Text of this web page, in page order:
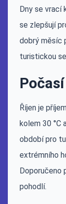
Dny se vrací
se zlepšují
dobrý měsíc
turistickou
Říjen je
kolem 30 °C
období pro
extrémního
Doporučeno
pohodlí.